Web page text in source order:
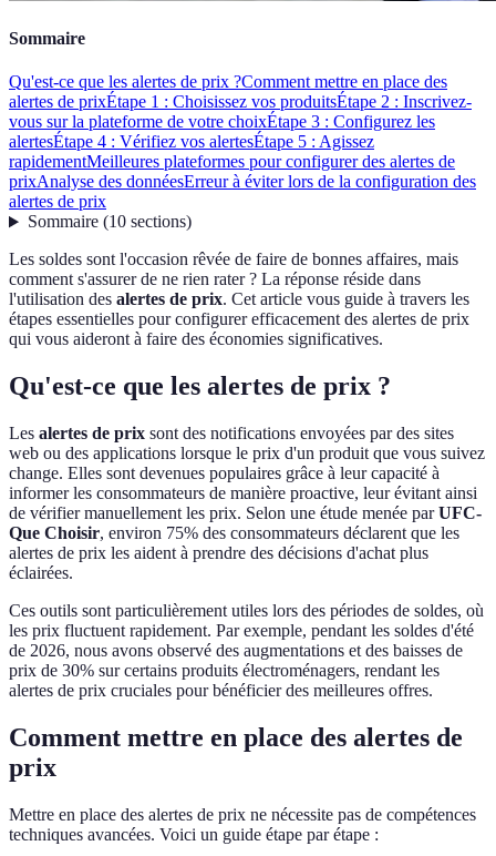
Sommaire
Qu'est-ce que les alertes de prix ?Comment mettre en place des
alertes de prixÉtape 1 : Choisissez vos produitsÉtape 2 : Inscrivez-
vous sur la plateforme de votre choixÉtape 3 : Configurez les
alertesÉtape 4 : Vérifiez vos alertesÉtape 5 : Agissez
rapidementMeilleures plateformes pour configurer des alertes de
prixAnalyse des donnéesErreur à éviter lors de la configuration des
alertes de prix
Sommaire(10 sections)
Les soldes sont l'occasion rêvée de faire de bonnes affaires, mais
comment s'assurer de ne rien rater ? La réponse réside dans
l'utilisation des alertes de prix. Cet article vous guide à travers les
étapes essentielles pour configurer efficacement des alertes de prix
qui vous aideront à faire des économies significatives.
Qu'est-ce que les alertes de prix ?
Les alertes de prix sont des notifications envoyées par des sites
web ou des applications lorsque le prix d'un produit que vous suivez
change. Elles sont devenues populaires grâce à leur capacité à
informer les consommateurs de manière proactive, leur évitant ainsi
de vérifier manuellement les prix. Selon une étude menée parUFC-
Que Choisir, environ 75% des consommateurs déclarent que les
alertes de prix les aident à prendre des décisions d'achat plus
éclairées.
Ces outils sont particulièrement utiles lors des périodes de soldes, où
les prix fluctuent rapidement. Par exemple, pendant les soldes d'été
de 2026, nous avons observé des augmentations et des baisses de
prix de 30% sur certains produits électroménagers, rendant les
alertes de prix cruciales pour bénéficier des meilleures offres.
Comment mettre en place des alertes de
prix
Mettre en place des alertes de prix ne nécessite pas de compétences
techniques avancées. Voici un guide étape par étape :